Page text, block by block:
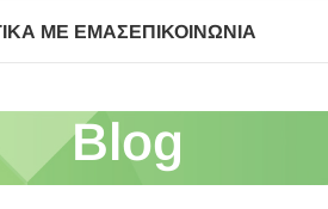
ΜΕ ΕΜΆΣΕΠΙΚΟΙΝΩΝΊΑ
Blog